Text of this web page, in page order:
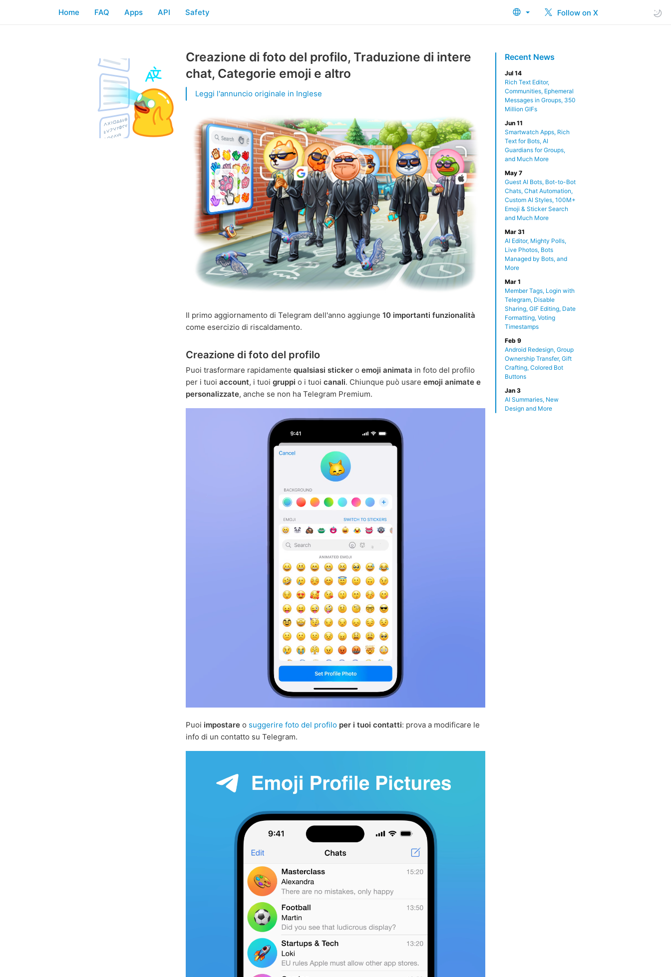
Follow on X
Home FAQ Apps API Safety
Recent News
Jul 14
Rich Text Editor,
Communities, Ephemeral
Messages in Groups, 350
Million GIFs
Jun 11
Smartwatch Apps, Rich
Text for Bots, AI
Guardians for Groups,
and Much More
May 7
Guest AI Bots, Bot-to-Bot
Chats, Chat Automation,
Custom AI Styles, 100M+
Emoji & Sticker Search
and Much More
Mar 31
AI Editor, Mighty Polls,
Live Photos, Bots
Managed by Bots, and
More
Mar 1
Member Tags, Login with
Telegram, Disable
Sharing, GIF Editing, Date
Formatting, Voting
Timestamps
Feb 9
Android Redesign, Group
Ownership Transfer, Gift
Crafting, Colored Bot
Buttons
Jan 3
AI Summaries, New
Design and More
Creazione di foto del profilo, Traduzione di intere
chat, Categorie emoji e altro
Leggi l'annuncio originale in Inglese
Il primo aggiornamento di Telegram dell'anno aggiunge 10 importanti funzionalità
come esercizio di riscaldamento.
Creazione di foto del profilo
Puoi trasformare rapidamente qualsiasi sticker o emoji animata in foto del profilo
per i tuoi account, i tuoi gruppi o i tuoi canali. Chiunque può usare emoji animate e
personalizzate, anche se non ha Telegram Premium.
Puoi impostare o suggerire foto del profilo per i tuoi contatti: prova a modificare le
info di un contatto su Telegram.